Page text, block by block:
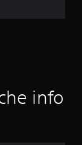
o
d
info